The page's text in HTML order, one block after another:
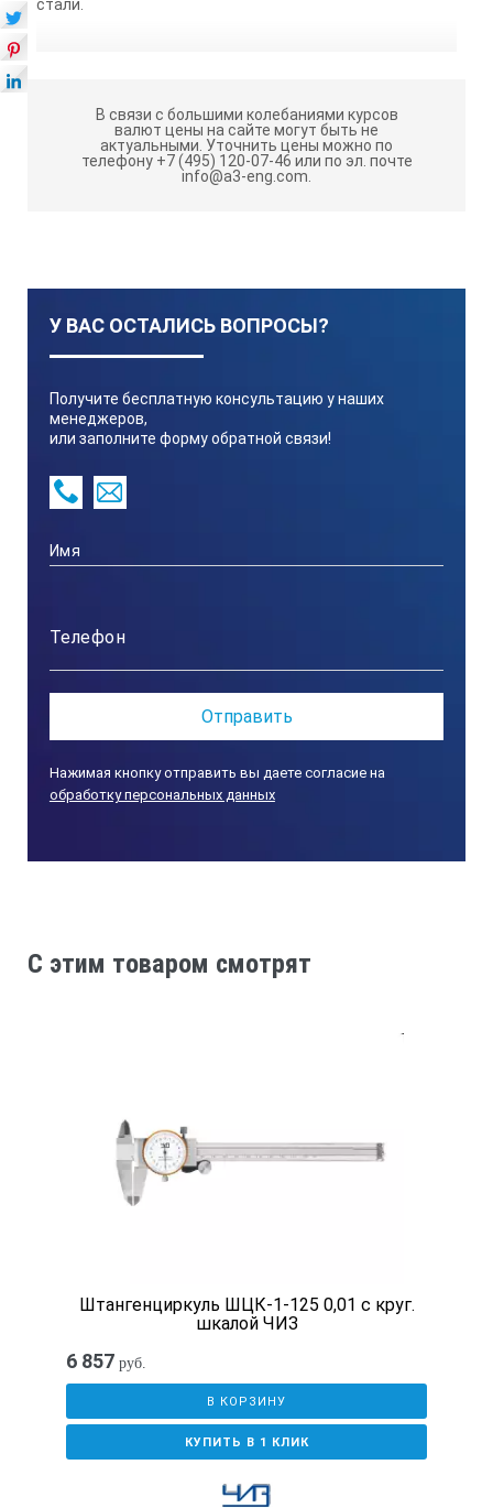
стали.
В связи с большими колебаниями курсов
валют цены на сайте могут быть не
актуальными. Уточнить цены можно по
телефону +7 (495) 120-07-46 или по эл. почте
info@a3-eng.com.
У ВАС ОСТАЛИСЬ ВОПРОСЫ?
Получите бесплатную консультацию у наших
менеджеров,
или заполните форму обратной связи!
Нажимая кнопку отправить вы даете согласие на
обработку персональных данных
C этим товаром смотрят
Штангенциркуль ШЦК-1-125 0,01 с круг.
шкалой ЧИЗ
6 857 руб.
В КОРЗИНУ
КУПИТЬ В 1 КЛИК